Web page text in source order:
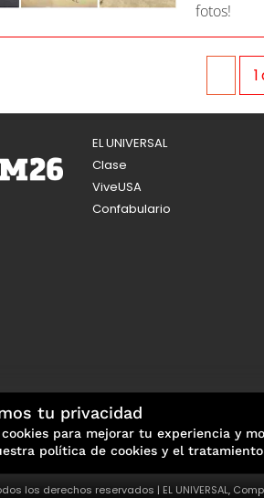
fotos!
1
EL UNIVERSAL
Clase
ViveUSA
Confabulario
los derechos reservados | EL UNIVERSAL,
tu privacidad
para mejorar tu experiencia y
política de cookies y el